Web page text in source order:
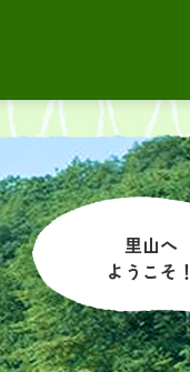
里山へ
ようこそ！